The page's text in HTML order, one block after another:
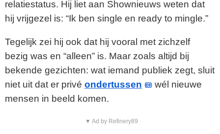
relatiestatus. Hij liet aan Shownieuws weten dat
hij vrijgezel is: “Ik ben single en ready to mingle.”
Tegelijk zei hij ook dat hij vooral met zichzelf
bezig was en “alleen” is. Maar zoals altijd bij
bekende gezichten: wat iemand publiek zegt, sluit
niet uit dat er privé ondertussen
wél nieuwe
mensen in beeld komen.
▼ Ad by Refinery89